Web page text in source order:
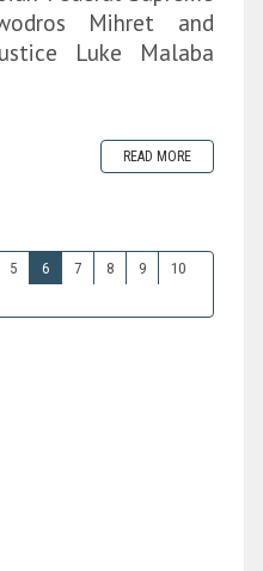
Mihret and
Luke Malaba
READ MORE
5 6 7 8 9
10